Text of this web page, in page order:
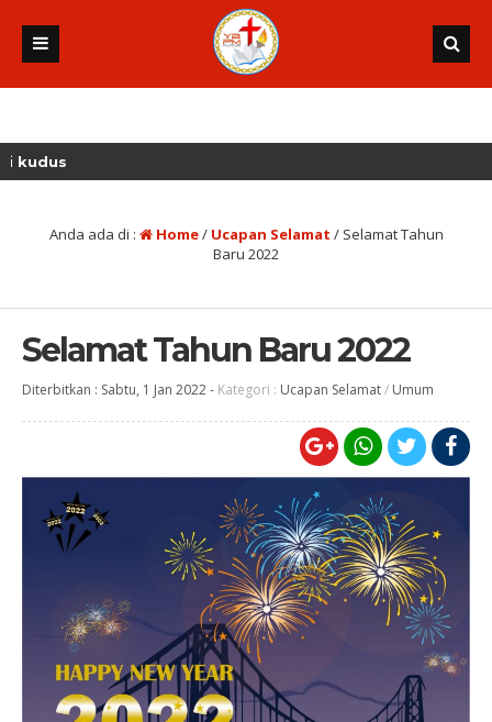
Anda ada di : Home/ Ucapan Selamat / Selamat Tahun
Baru 2022
Selamat Tahun Baru 2022
Diterbitkan : Sabtu, 1 Jan 2022- Kategori : Ucapan Selamat/ Umum